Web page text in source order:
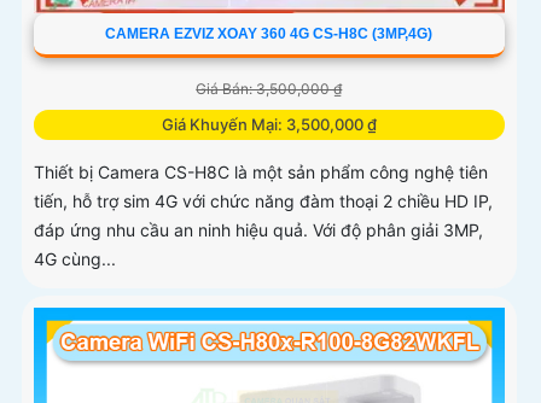
CAMERA EZVIZ XOAY 360 4G CS-H8C (3MP,4G)
Giá Bán: 3,500,000 ₫
Giá Khuyến Mại: 3,500,000 ₫
Thiết bị Camera CS-H8C là một sản phẩm công nghệ tiên
tiến, hỗ trợ sim 4G với chức năng đàm thoại 2 chiều HD IP,
đáp ứng nhu cầu an ninh hiệu quả. Với độ phân giải 3MP,
4G cùng...